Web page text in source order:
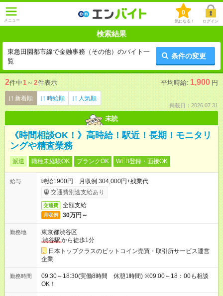
メニュー
0
気になる！ ログイン
検索結果
東急田園都市線で金融事務（その他）のバイト一
覧
条件の変更
2件中1 ～ 2件表示 平均時給: 1,900 円
新着順 時給順 人気順
掲載日：2026.07.31
未読
《時間相談OK！》高時給！駅近！長期！モニタリ
ングや精査業務
派遣 職種未経験OK ブランクOK WEB登録・面接OK
給与
時給1900円 月収例 304,000円+残業代
交通費別途支給あり
交通費 全額支給
月収例 30万円～
勤務地
東京都渋谷区
渋谷駅から徒歩1分
日本トップクラスのビットコイン売買・取引所サービス運営
企業
勤務時間
09:30～18:30(実働8時間 休憩1時間) ※09:00～18：00も相談
OK！